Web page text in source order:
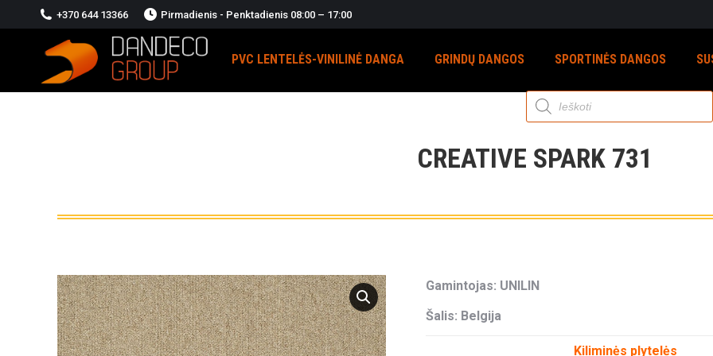
+370 644 13366 Pirmadienis - Penktadienis 08:00 – 17:00
PVC LENTELĖS-VINILINĖ DANGA GRINDŲ DANGOS SPORTINĖS DANGOS
Products
search
CREATIVE SPARK 731
Gamintojas: UNILIN
Šalis: Belgija
Kiliminės plytelės